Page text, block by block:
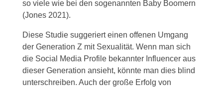
so viele wie bei den sogenannten Baby Boomern
(Jones 2021).
Diese Studie suggeriert einen offenen Umgang
der Generation Z mit Sexualität. Wenn man sich
die Social Media Profile bekannter Influencer aus
dieser Generation ansieht, könnte man dies blind
unterschreiben. Auch der große Erfolg von